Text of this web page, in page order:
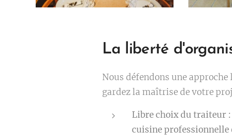
La liberté
Nous défendons une
gardez la maîtrise de votre
Libre choix du traiteur :
cuisine professionnelle